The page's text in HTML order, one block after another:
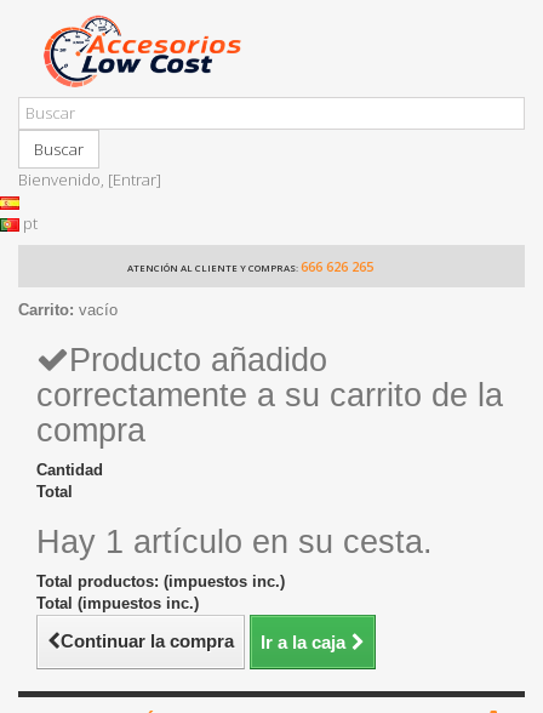
Buscar
Bienvenido, [Entrar]
pt
ATENCIÓN AL CLIENTE Y COMPRAS: 666 626 265
Carrito: vacío
Producto añadido
correctamente a su carrito de la
compra
Cantidad
Total
Hay 1 artículo en su cesta.
Total productos: (impuestos inc.)
Total (impuestos inc.)
Continuar la compra Ir a la caja